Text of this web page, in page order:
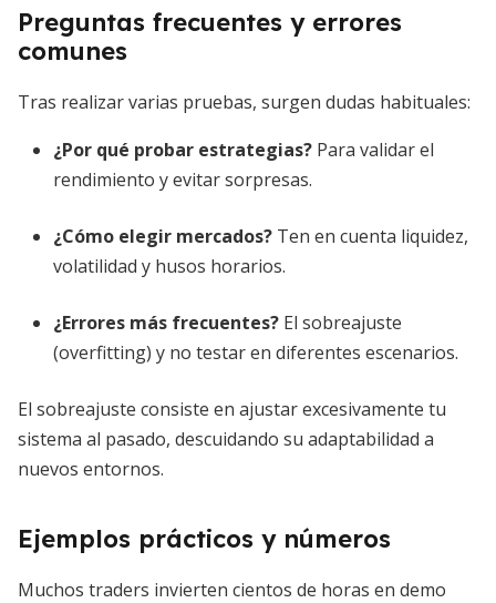
Preguntas frecuentes y errores
comunes
Tras realizar varias pruebas, surgen dudas habituales:
¿Por qué probar estrategias? Para validar el
rendimiento y evitar sorpresas.
¿Cómo elegir mercados? Ten en cuenta liquidez,
volatilidad y husos horarios.
¿Errores más frecuentes? El sobreajuste
(overfitting) y no testar en diferentes escenarios.
El sobreajuste consiste en ajustar excesivamente tu
sistema al pasado, descuidando su adaptabilidad a
nuevos entornos.
Ejemplos prácticos y números
Muchos traders invierten cientos de horas en demo